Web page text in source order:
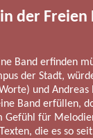
der Freien
Band erfinden
der Stadt,
und
Band erfüllen,
für
die es so